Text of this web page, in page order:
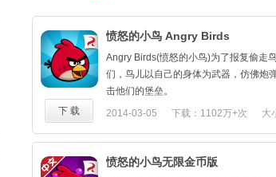
愤怒的小鸟 Angry Birds
Angry Birds(愤怒的小鸟)为了报复偷走
们，鸟儿以自己的身体为武器，仿佛炮
击他们的堡垒。
愤怒的小鸟是一款具有挑战性的物理类
过关。
愤怒的小鸟又回来了，这是一个全新的
2014-03-05 下载：1102万+次 大
42.19M
下 载
愤怒的小鸟无限金币版